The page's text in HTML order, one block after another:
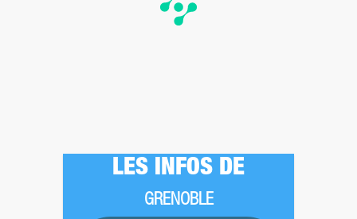
LES INFOS DE
GRENOBLE